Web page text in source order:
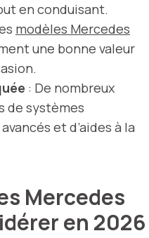
en conduisant.
modèles Mercedes
une bonne valeur
: De nombreux
de systèmes
et d’aides à la
Mercedes
en 2026